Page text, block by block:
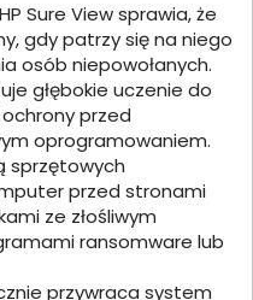
Sure View sprawia, że
gdy patrzy się na niego
osób niepowołanych.
głębokie uczenie do
przed
oprogramowaniem.
sprzętowych
przed stronami
ze złośliwym
ransomware lub
przywraca system